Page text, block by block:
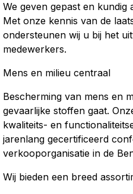
We geven gepast en kundig
Met onze kennis van de
ondersteunen wij u bij het
medewerkers.
Mens en milieu centraal
Bescherming van mens en
gevaarlijke stoffen gaat.
kwaliteits- en
jarenlang gecertificeerd
verkooporganisatie in de
Wij bieden een breed